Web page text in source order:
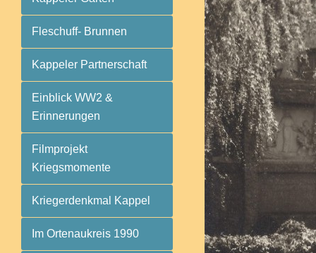
Fleschuff- Brunnen
Kappeler Partnerschaft
Einblick WW2 &
Erinnerungen
Filmprojekt
Kriegsmomente
Kriegerdenkmal Kappel
Im Ortenaukreis 1990